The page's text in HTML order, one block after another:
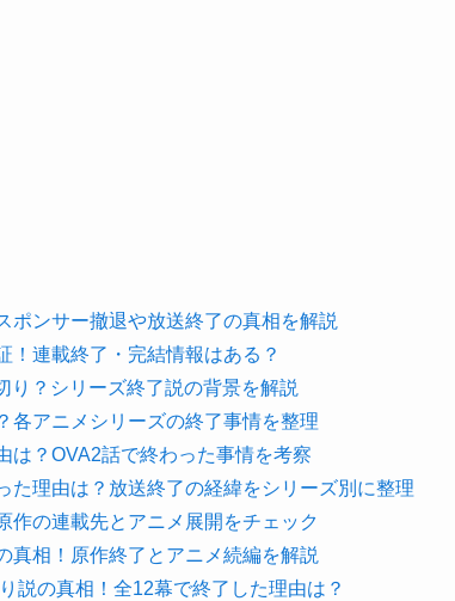
ポンサー撤退や放送終了の真相を解説
！連載終了・完結情報はある？
り？シリーズ終了説の背景を解説
各アニメシリーズの終了事情を整理
は？OVA2話で終わった事情を考察
た理由は？放送終了の経緯をシリーズ別に整理
作の連載先とアニメ展開をチェック
真相！原作終了とアニメ続編を解説
説の真相！全12幕で終了した理由は？